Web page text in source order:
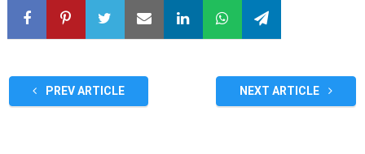
PREV ARTICLE NEXT ARTICLE